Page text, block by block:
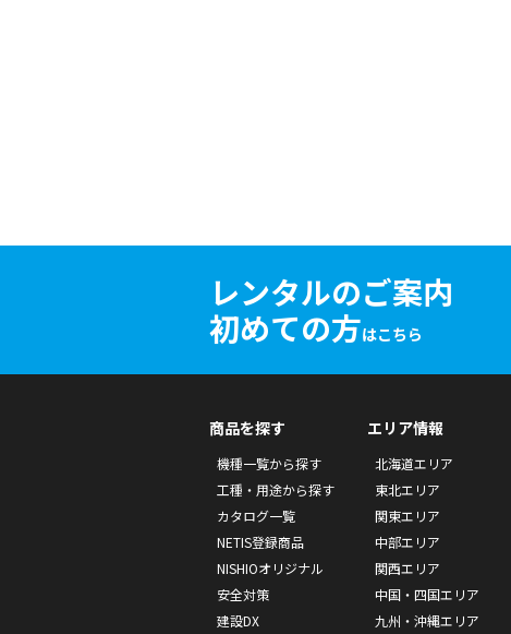
レンタルのご案内
初めての方はこちら
商品を探す
機種一覧から探す
工種・用途から探す
カタログ一覧
NETIS登録商品
NISHIOオリジナル
安全対策
建設DX
エリア情報
北海道エリア
東北エリア
関東エリア
中部エリア
関西エリア
中国・四国エリア
九州・沖縄エリア